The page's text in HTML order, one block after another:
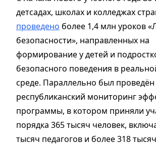
детсадах, школах и колледжах
проведено более 1,4 млн уроков
безопасности», направленных на
формирование у детей и
безопасного поведения в
среде. Параллельно был проведён
республиканский мониторинг
программы, в котором приняли
порядка 365 тысяч человек,
тысяч педагогов и более 318